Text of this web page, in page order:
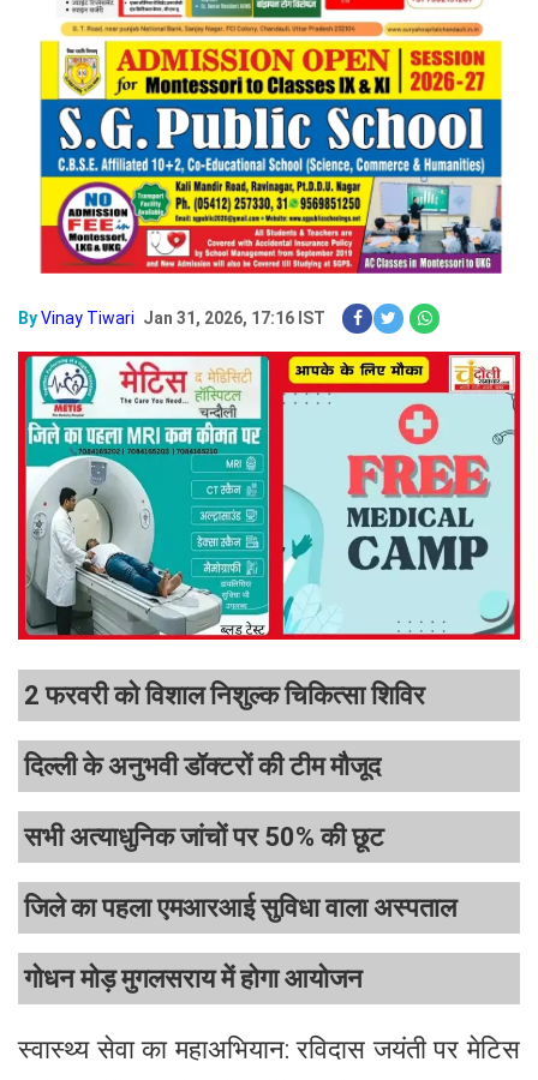
ByVinay Tiwari Jan 31, 2026, 17:16 IST
2 फरवरी को विशाल निशुल्क चिकित्सा शिविर
दिल्ली के अनुभवी डॉक्टरों की टीम मौजूद
सभी अत्याधुनिक जांचों पर 50% की छूट
जिले का पहला एमआरआई सुविधा वाला अस्पताल
गोधन मोड़ मुगलसराय में होगा आयोजन
स्वास्थ्य सेवा का महाअभियान: रविदास जयंती पर मेटिस